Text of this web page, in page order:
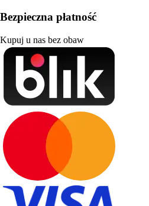
Bezpieczna płatność
Kupuj u nas bez obaw